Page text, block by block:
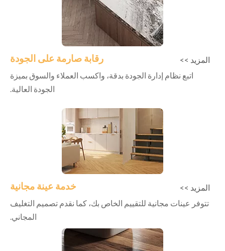
رقابة صارمة على الجودة
المزيد >>
اتبع نظام إدارة الجودة بدقة، واكسب العملاء والسوق بميزة
الجودة العالية.
خدمة عينة مجانية
المزيد >>
تتوفر عينات مجانية للتقييم الخاص بك، كما نقدم تصميم التغليف
المجاني.